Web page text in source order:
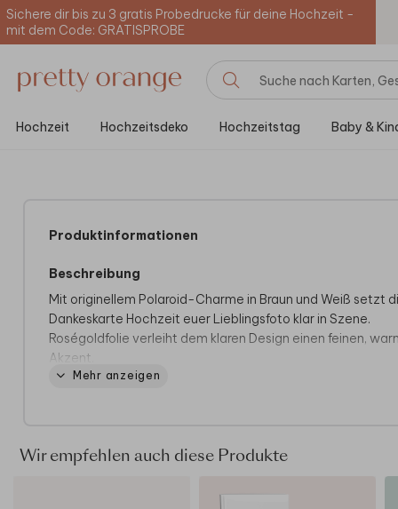
Sichere dir bis zu 3 gratis Probedrucke für deine Hochzeit -
mit dem Code: GRATISPROBE
Hochzeit Hochzeitsdeko Hochzeitstag Baby &
Produktinformationen
Beschreibung
Mit originellem Polaroid-Charme in Braun und Weiß setzt
Dankeskarte Hochzeit euer Lieblingsfoto klar in Szene.
Roségoldfolie verleiht dem klaren Design einen feinen,
Akzent.
Gesten, die euren Tag geprägt haben.
Ihr gestaltet Namen, Datum, eigene Worte und Fotos
entscheidet frei über jedes Detail. So wird die moderne
Mehr anzeigen
Wir empfehlen auch diese Produkte